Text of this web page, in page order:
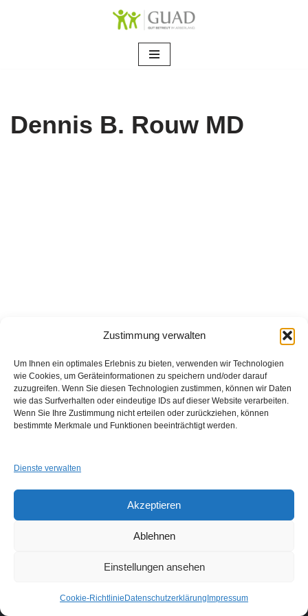
Zustimmung verwalten
Um Ihnen ein optimales Erlebnis zu bieten, verwenden wir Technologien
wie Cookies, um Geräteinformationen zu speichern und/oder darauf
zuzugreifen. Wenn Sie diesen Technologien zustimmen, können wir Daten
wie das Surfverhalten oder eindeutige IDs auf dieser Website verarbeiten.
Wenn Sie Ihre Zustimmung nicht erteilen oder zurückziehen, können
bestimmte Merkmale und Funktionen beeinträchtigt werden.
Dienste verwalten
Akzeptieren
Ablehnen
Einstellungen ansehen
Cookie-Richtlinie Datenschutzerklärung Impressum
Dennis B. Rouw MD
GUAD e.V.
info@guad-netz.de
Impressum Datenschutzerklärung
Neve| Präsentiert vonWordPress